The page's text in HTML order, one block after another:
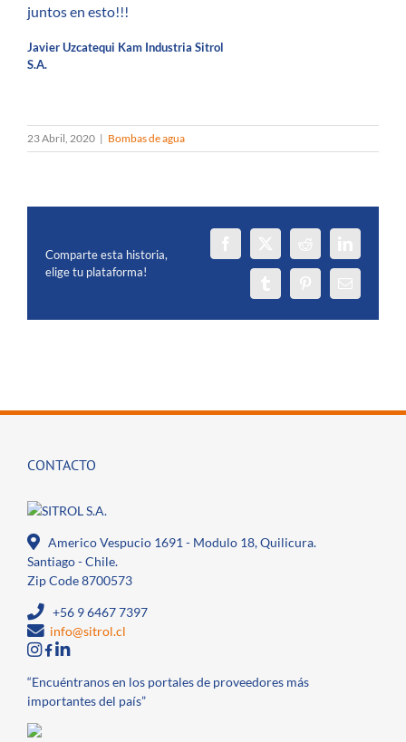
juntos en esto!!!
Javier Uzcatequi Kam Industria Sitrol
S.A.
23 Abril, 2020 | Bombas de agua
Comparte esta historia,
elige tu plataforma!
CONTACTO
Americo Vespucio 1691 - Modulo 18, Quilicura.
Santiago - Chile.
Zip Code 8700573
+56 9 6467 7397
info@sitrol.cl
“Encuéntranos en los portales de proveedores más
importantes del país”